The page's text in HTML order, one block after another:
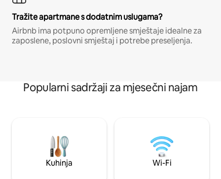
Tražite apartmane s dodatnim uslugama?
Airbnb ima potpuno opremljene smještaje idealne za
zaposlene, poslovni smještaj i potrebe preseljenja.
Popularni sadržaji za mjesečni najam
Kuhinja Wi-Fi